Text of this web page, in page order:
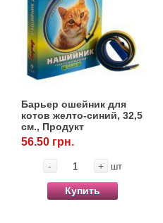
Барьер ошейник для
котов желто-синий, 32,5
см., Продукт
56.50 грн.
- + шт
Купить